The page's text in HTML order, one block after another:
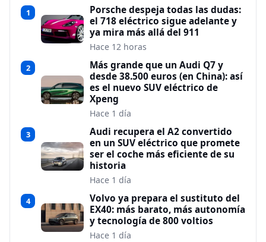
1
Porsche despeja todas las dudas:
el 718 eléctrico sigue adelante y
ya mira más allá del 911
Hace 12 horas
2
Más grande que un Audi Q7 y
desde 38.500 euros (en China): así
es el nuevo SUV eléctrico de
Xpeng
Hace 1 día
3
Audi recupera el A2 convertido
en un SUV eléctrico que promete
ser el coche más eficiente de su
historia
Hace 1 día
4
Volvo ya prepara el sustituto del
EX40: más barato, más autonomía
y tecnología de 800 voltios
Hace 1 día